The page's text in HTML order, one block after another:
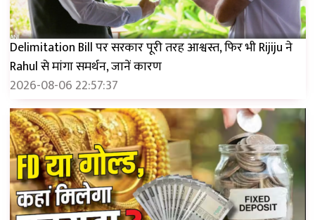
Delimitation Bill पर सरकार पूरी तरह आश्वस्त, फिर भी Rijiju ने
Rahul से मांगा समर्थन, जानें कारण
2026-08-06 22:57:37